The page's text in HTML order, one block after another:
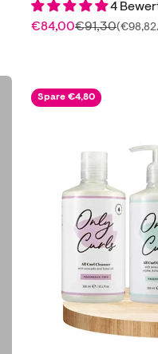
4
Angebot
€84,00Regulärer
€91,30
Spare €4,80